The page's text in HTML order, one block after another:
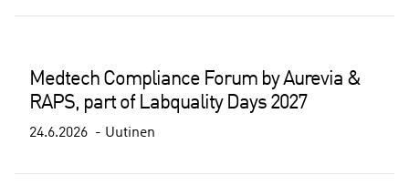
Medtech Compliance Forum by Aurevia &
RAPS, part of Labquality Days 2027
24.6.2026 Uutinen